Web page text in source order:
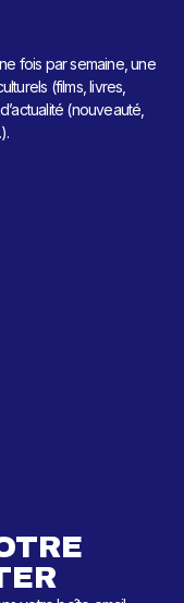
fois par semaine, une
(films, livres,
(nouveauté,